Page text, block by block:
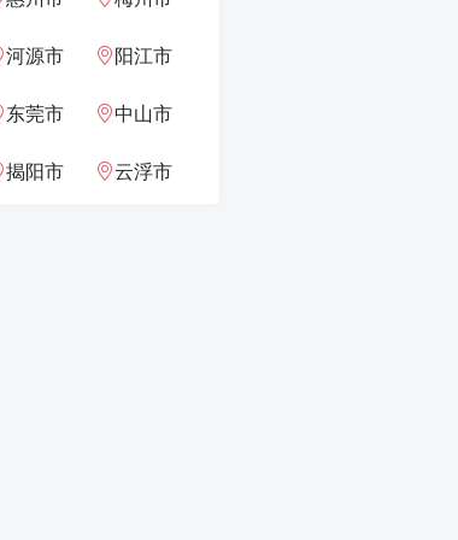
河源市 阳江市
东莞市 中山市
揭阳市 云浮市